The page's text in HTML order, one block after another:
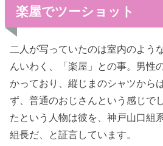
楽屋でツーショット
二人が写っていたのは室内のよう
んいわく、「楽屋」との事。男性
かっており、縦じまのシャツから
ず、普通のおじさんという感じで
たという人物は彼を、神戸山口組
組長だ、と証言しています。